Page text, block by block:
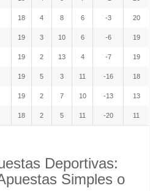
18 4 8 6 -3 20
19 3 10 6 -6 19
19 2 13 4 -7 19
19 5 3 11 -16 18
19 2 7 10 -13 13
18 2 5 11 -20 11
Deportivas:
Simples o